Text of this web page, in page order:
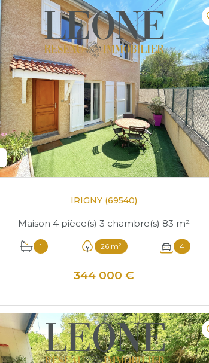
IRIGNY (69540)
Maison 4 pièce(s) 3 chambre(s) 83 m²
1 26 m² 4
344 000 €